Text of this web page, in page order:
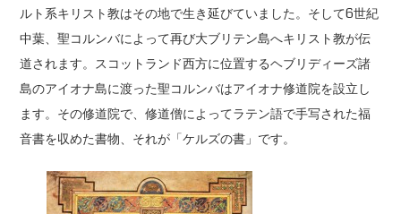
ルト系キリスト教はその地で生き延びていました。そして6世紀
中葉、聖コルンバによって再び大ブリテン島へキリスト教が伝
道されます。スコットランド西方に位置するヘブリディーズ諸
島のアイオナ島に渡った聖コルンバはアイオナ修道院を設立し
ます。その修道院で、修道僧によってラテン語で手写された福
音書を収めた書物、それが「ケルズの書」です。